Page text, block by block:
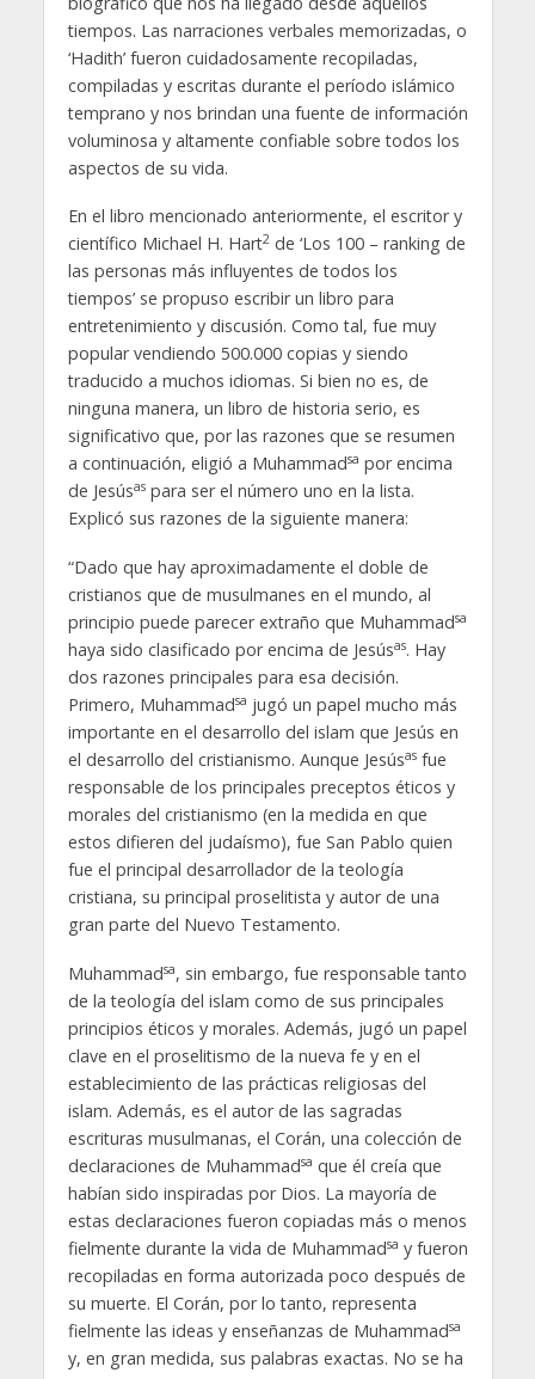
tiempos. Las narraciones verbales memorizadas, o
‘Hadith’ fueron cuidadosamente recopiladas,
compiladas y escritas durante el período islámico
temprano y nos brindan una fuente de información
voluminosa y altamente confiable sobre todos los
aspectos de su vida.
En el libro mencionado anteriormente, el escritor y
científico Michael H. Hart2de ‘Los 100 – ranking de
las personas más influyentes de todos los
tiempos’ se propuso escribir un libro para
entretenimiento y discusión. Como tal, fue muy
popular vendiendo 500.000 copias y siendo
traducido a muchos idiomas. Si bien no es, de
ninguna manera, un libro de historia serio, es
significativo que, por las razones que se resumen
a continuación, eligió a Muhammadsa por encima
de Jesúsaspara ser el número uno en la lista.
Explicó sus razones de la siguiente manera:
“Dado que hay aproximadamente el doble de
cristianos que de musulmanes en el mundo, al
principio puede parecer extraño que Muhammadsa
haya sido clasificado por encima de Jesúsas. Hay
dos razones principales para esa decisión.
Primero, Muhammadsa jugó un papel mucho más
importante en el desarrollo del islam que Jesús en
el desarrollo del cristianismo. Aunque Jesúsasfue
responsable de los principales preceptos éticos y
morales del cristianismo (en la medida en que
estos difieren del judaísmo), fue San Pablo quien
fue el principal desarrollador de la teología
cristiana, su principal proselitista y autor de una
gran parte del Nuevo Testamento.
Muhammadsa, sin embargo, fue responsable tanto
de la teología del islam como de sus principales
principios éticos y morales. Además, jugó un papel
clave en el proselitismo de la nueva fe y en el
establecimiento de las prácticas religiosas del
islam. Además, es el autor de las sagradas
escrituras musulmanas, el Corán, una colección de
declaraciones de Muhammadsa que él creía que
habían sido inspiradas por Dios. La mayoría de
estas declaraciones fueron copiadas más o menos
fielmente durante la vida de Muhammadsa y fueron
recopiladas en forma autorizada poco después de
su muerte. El Corán, por lo tanto, representa
fielmente las ideas y enseñanzas de Muhammadsa
y, en gran medida, sus palabras exactas. No se ha